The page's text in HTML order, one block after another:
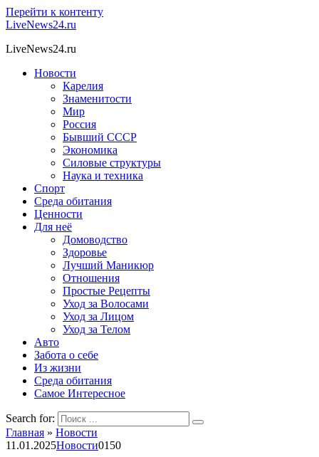
Перейти к контенту
LiveNews24.ru
LiveNews24.ru
Новости
Карелия
Знаменитости
Мир
Россия
Бывший СССР
Экономика
Силовые структуры
Наука и техника
Спорт
Среда обитания
Ценности
Для неё
Домоводство
Здоровье
Лучший Маникюр
Отношения
Простые Рецепты
Уход за Волосами
Уход за Лицом
Уход за Телом
Авто
Забота о себе
Из жизни
Среда обитания
Самое Интересное
Search for:
Главная » Новости
11.01.2025Новости0150